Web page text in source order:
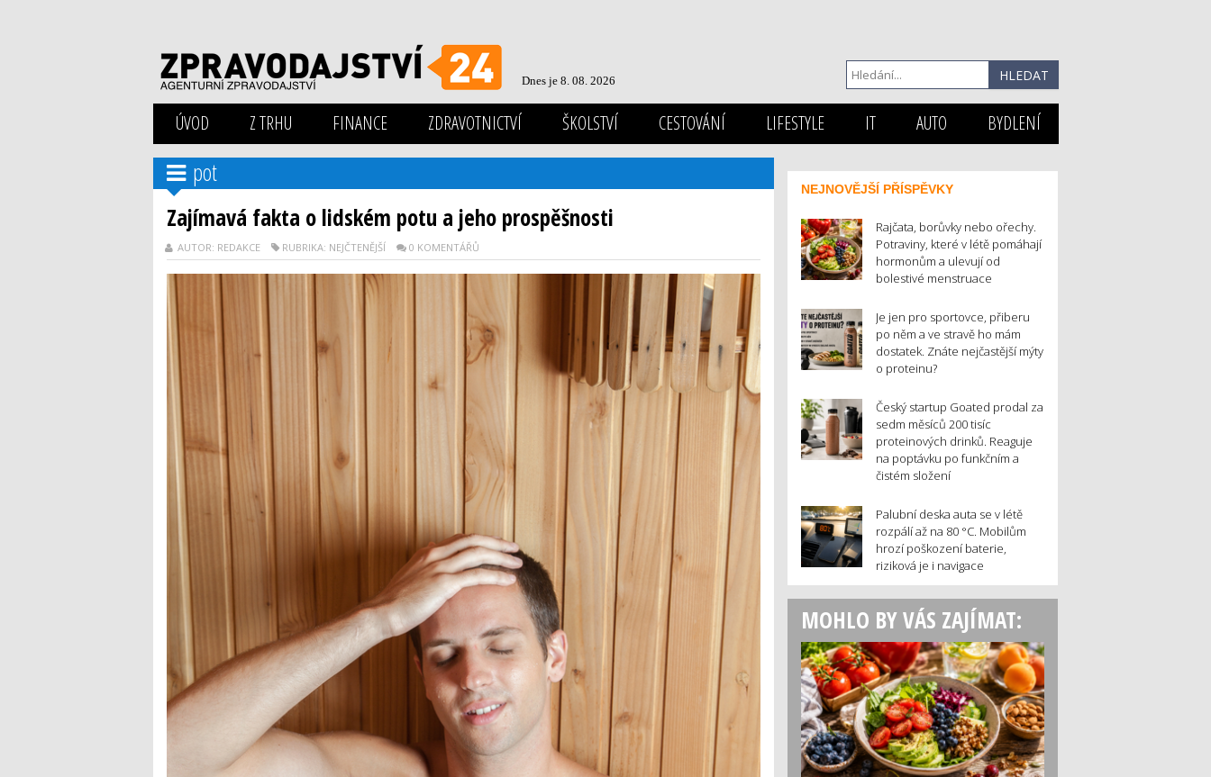
Dnes je 8. 08. 2026
ÚVOD Z TRHU FINANCE ZDRAVOTNICTVÍ ŠKOLSTVÍ CESTOVÁNÍ LIFESTYLE IT AUTO BYDLENÍ
pot
Zajímavá fakta o lidském potu a jeho prospěšnosti
AUTOR: REDAKCE RUBRIKA: NEJČTENĚJŠÍ 0 KOMENTÁŘŮ
NEJNOVĚJŠÍ PŘÍSPĚVKY
Rajčata, borůvky nebo ořechy.
Potraviny, které v létě pomáhají
hormonům a ulevují od
bolestivé menstruace
Je jen pro sportovce, přiberu
po něm a ve stravě ho mám
dostatek. Znáte nejčastější mýty
o proteinu?
Český startup Goated prodal za
sedm měsíců 200 tisíc
proteinových drinků. Reaguje
na poptávku po funkčním a
čistém složení
Palubní deska auta se v létě
rozpálí až na 80 °C. Mobilům
hrozí poškození baterie,
riziková je i navigace
MOHLO BY VÁS ZAJÍMAT: